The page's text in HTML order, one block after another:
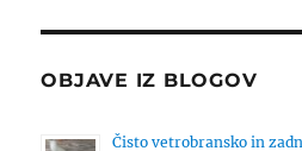
OBJAVE IZ BLOGOV
Čisto vetrobransko in